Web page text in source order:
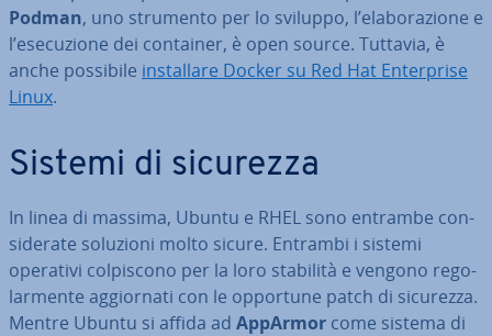
Podman, uno strumento per lo sviluppo, l’ela­bo­ra­zio­ne e
l’ese­cu­zio­ne dei container, è open source. Tuttavia, è
anche possibile in­stal­la­re Docker su Red Hat En­ter­pri­se
Linux.
Sistemi di sicurezza
In linea di massima, Ubuntu e RHEL sono entrambe con­
si­de­ra­te soluzioni molto sicure. Entrambi i sistemi
operativi col­pi­sco­no per la loro stabilità e vengono re­go­
lar­men­te ag­gior­na­ti con le opportune patch di sicurezza.
Mentre Ubuntu si affida ad AppArmor come sistema di